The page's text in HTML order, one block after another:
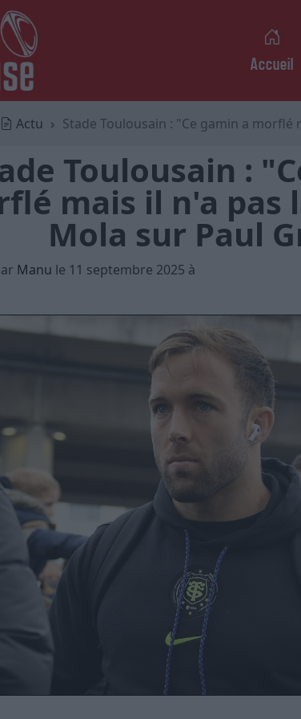
Accueil
Actu Stade Toulousain : "Ce gamin a
Toulousain :
mais il n'a pas
Mola sur Paul
Manu le 11 septembre 2025 à